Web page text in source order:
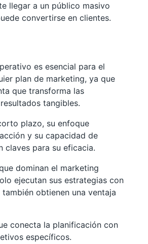
llegar a un público masivo
convertirse en clientes.
es esencial para el
plan de marketing, ya que
que transforma las
tangibles.
plazo, su enfoque
y su capacidad de
claves para su eficacia.
dominan el marketing
ejecutan sus estrategias con
obtienen una ventaja
conecta la planificación con
específicos.